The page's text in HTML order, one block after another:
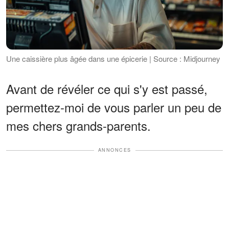
Une caissière plus âgée dans une épicerie | Source : Midjourney
Avant de révéler ce qui s'y est passé,
permettez-moi de vous parler un peu de
mes chers grands-parents.
ANNONCES